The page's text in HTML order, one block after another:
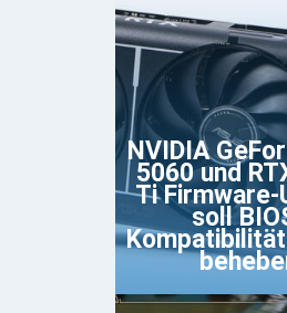
NVIDIA
5060 und
Ti Firmware-
soll